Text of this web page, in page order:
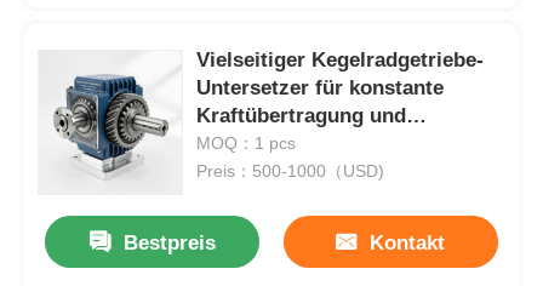
Vielseitiger Kegelradgetriebe-
Untersetzer für konstante
Kraftübertragung und
minimierten Wartungsaufwand
MOQ：1 pcs
Preis：500-1000（USD)
Bestpreis Kontakt